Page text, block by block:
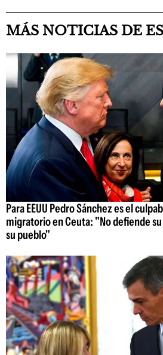
MÁS NOTICIAS DE
Para EEUU Pedro Sánchez es el
migratorio en Ceuta: "No defiende
su pueblo"